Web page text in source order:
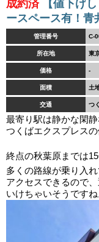
成約済【値下げし
ースペース有！青
管理番号 C-
所在地 東
価格 -
面積 土
交通 つ
最寄り駅は静かな閑
つくばエクスプレスの
終点の秋葉原までは
多くの路線が乗り入
アクセスできるので
いけちゃいそうですね